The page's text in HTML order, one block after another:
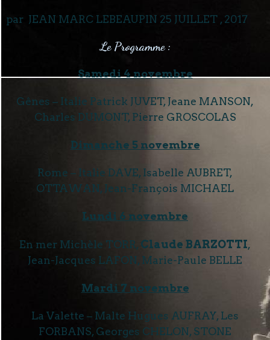
par JEAN MARC LEBEAUPIN 25 JUILLET , 2017
Le Programme :
Samedi 4 novembre
Gênes – Italie Patrick JUVET, Jeane MANSON,
Charles DUMONT, Pierre GROSCOLAS
Dimanche 5 novembre
Rome – Italie DAVE, Isabelle AUBRET,
OTTAWAN, Jean-François MICHAEL
Lundi 6 novembre
En mer Michèle TORR, Claude BARZOTTI,
Jean-Jacques LAFON, Marie-Paule BELLE
Mardi 7 novembre
La Valette – Malte Hugues AUFRAY, Les
FORBANS, Georges CHELON, STONE